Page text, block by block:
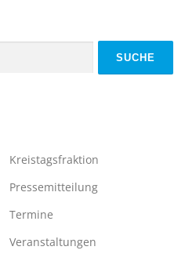
Kreistagsfraktion
Pressemitteilung
Termine
Veranstaltungen